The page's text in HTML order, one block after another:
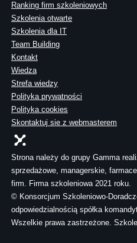
Ranking firm szkoleniowych
Szkolenia otwarte
Szkolenia dla IT
Team Building
Kontakt
Wiedza
Strefa wiedzy
Polityka prywatności
Polityka cookies
Skontaktuj sie z webmasterem
Strona należy do grupy Gamma
sprzedażowe, managerskie,
firm. Firma szkoleniowa 2021 roku.
© Konsorcjum Szkoleniowo-
odpowiedzialnością spółka
Wszelkie prawa zastrzeżone.